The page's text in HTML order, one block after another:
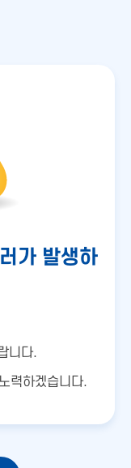
가 발생하
니다.
력하겠습니다.